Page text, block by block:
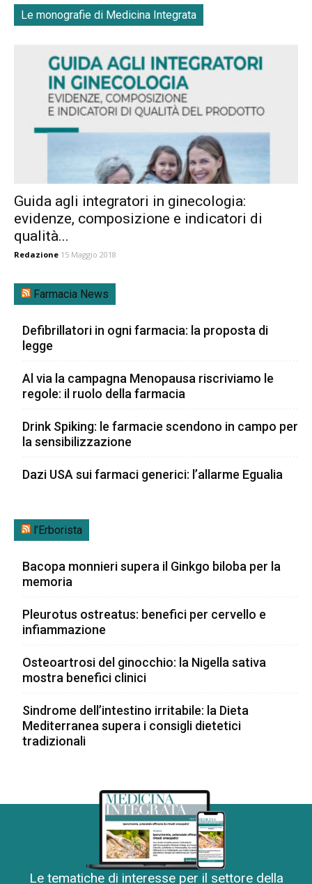
Le monografie di Medicina Integrata
Guida agli integratori in ginecologia:
evidenze, composizione e indicatori di
qualità...
Redazione 15 Maggio 2018
Farmacia News
Defibrillatori in ogni farmacia: la proposta di
legge
Al via la campagna Menopausa riscriviamo le
regole: il ruolo della farmacia
Drink Spiking: le farmacie scendono in campo per
la sensibilizzazione
Dazi USA sui farmaci generici: l’allarme Egualia
l’Erborista
Bacopa monnieri supera il Ginkgo biloba per la
memoria
Pleurotus ostreatus: benefici per cervello e
infiammazione
Osteoartrosi del ginocchio: la Nigella sativa
mostra benefici clinici
Sindrome dell’intestino irritabile: la Dieta
Mediterranea supera i consigli dietetici
tradizionali
Le tematiche di interesse per il settore della